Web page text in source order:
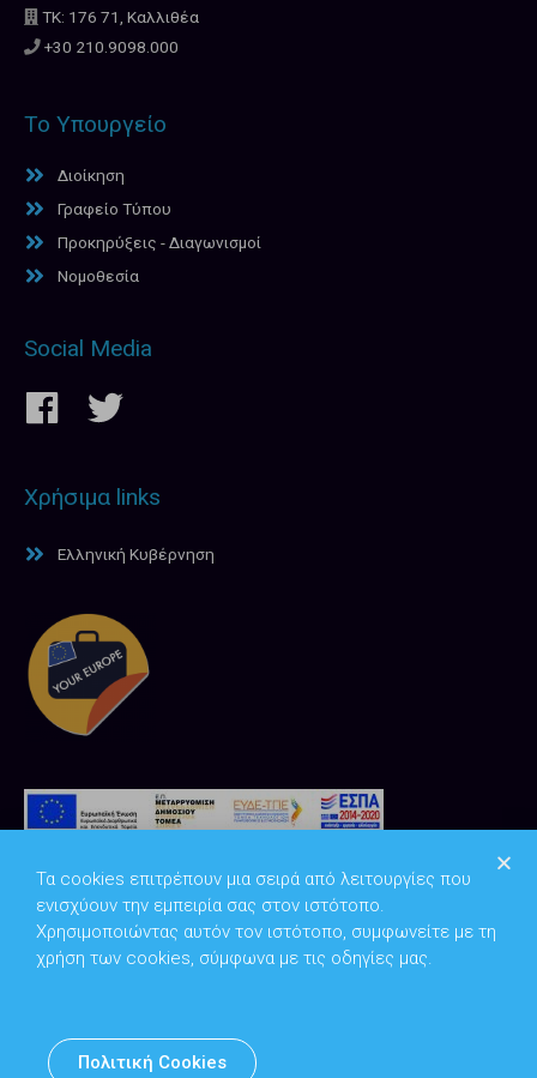
ΤΚ: 176 71, Καλλιθέα
+30 210.9098.000
Το Υπουργείο
Διοίκηση
Γραφείο Τύπου
Προκηρύξεις - Διαγωνισμοί
Νομοθεσία
Social Media
Χρήσιμα links
Ελληνική Κυβέρνηση
Copyright © 2026Υπουργείο Ψηφιακής Διακυβέρνησης
Τα cookies επιτρέπουν μια σειρά από λειτουργίες που
ενισχύουν την εμπειρία σας στον ιστότοπο.
Χρησιμοποιώντας αυτόν τον ιστότοπο, συμφωνείτε με τη
χρήση των cookies, σύμφωνα με τις οδηγίες μας.
Πολιτική Cookies